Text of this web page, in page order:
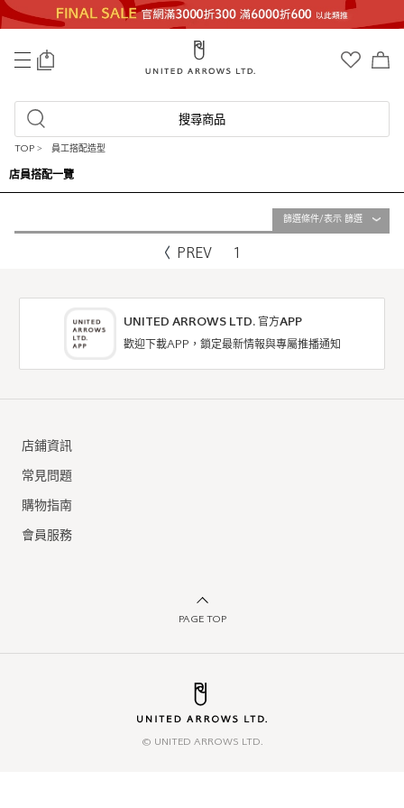
搜尋商品
TOP > 員工搭配造型
店員搭配一覽
篩選條件/表示 篩選
PREV 1
UNITED ARROWS LTD. 官方APP
歡迎下載APP，鎖定最新情報與專屬推播通知
店鋪資訊
常見問題
購物指南
會員服務
PAGE TOP
© UNITED ARROWS LTD.